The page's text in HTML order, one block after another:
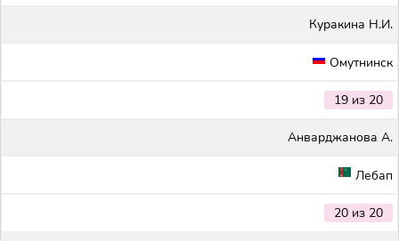
Куракина Н.И.
Омутнинск
19 из 20
Анварджанова А.
Лебап
20 из 20